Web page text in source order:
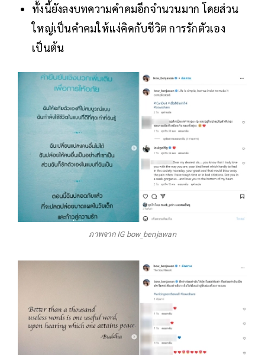
ทั้งนี้ยังลงบทความคำคมอีกจำนวนมาก โดยส่วน
ใหญ่เป็นคำคมให้แง่คิดกับชีวิต การรักตัวเอง
เป็นต้น
ภาพจาก IG bow_benjawan